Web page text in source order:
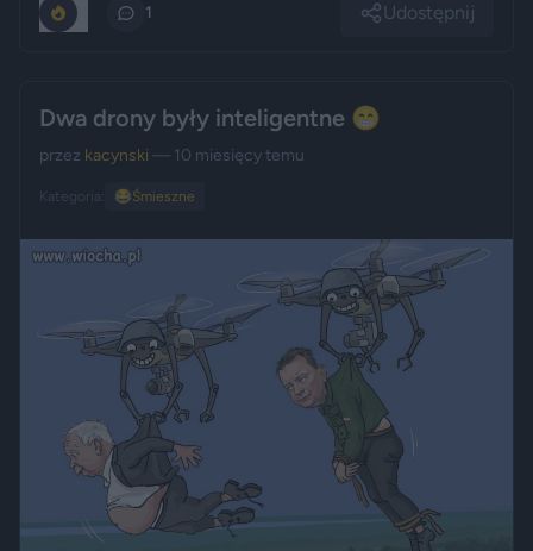
1 Udostępnij
Dwa drony były inteligentne 😁
przez kacynski — 10 miesięcy temu
Kategoria: 😂Śmieszne